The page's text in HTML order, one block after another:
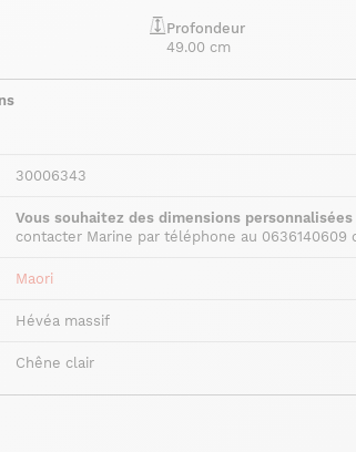
Profondeur
49.00 cm
30006343
Vous souhaitez des dimensions personnalisées
contacter Marine par téléphone au
Maori
Hévéa massif
Chêne clair